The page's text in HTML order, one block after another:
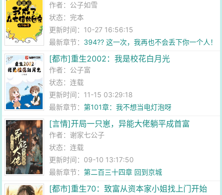
作者： 公子如雪
状态：完本
更新时间：10-27 16:56:15
最新章节： 394?? 这一次，我再也不会丢下你一个人！
（终章）
[都市]重生2002：我是校花白月光
作者： 公子富
状态：连载
更新时间：11-15 03:29:18
最新章节：第101章：我不想当电灯泡呀
[言情]开局一只崽，异能大佬躺平成首富
作者：谢家七公子
状态：连载
更新时间：09-10 13:17:50
最新章节：第二百三十四章 回到京城
[都市]重生70：致富从资本家小姐找上门开始